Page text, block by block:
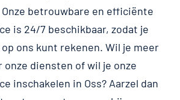
betrouwbare en efficiënte
is 24/7 beschikbaar, zodat je
ons kunt rekenen. Wil je meer
diensten of wil je onze
inschakelen in Oss? Aarzel dan